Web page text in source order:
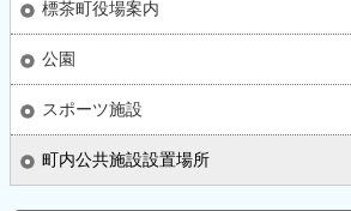
標茶町役場案内
公園
スポーツ施設
町内公共施設設置場所